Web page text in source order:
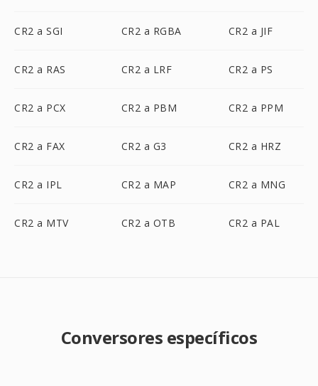
CR2 a SGI CR2 a RGBA CR2 a JIF
CR2 a RAS CR2 a LRF CR2 a PS
CR2 a PCX CR2 a PBM CR2 a PPM
CR2 a FAX CR2 a G3 CR2 a HRZ
CR2 a IPL CR2 a MAP CR2 a MNG
CR2 a MTV CR2 a OTB CR2 a PAL
Conversores específicos